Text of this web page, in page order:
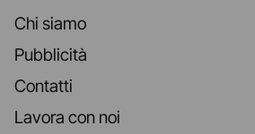
Chi siamo
Pubblicità
Contatti
Lavora con noi